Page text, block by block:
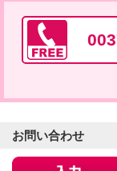
お問い合わせ